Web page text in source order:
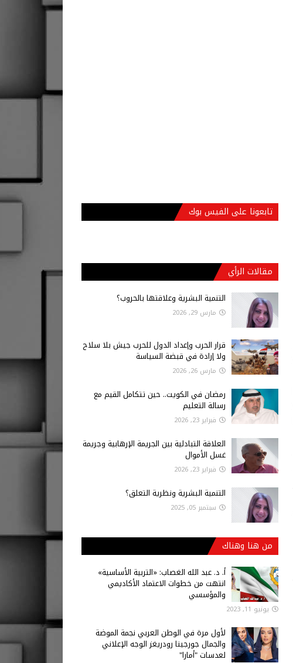
تابعونا على الفيس بوك
مقالات الرأي
التنمية البشرية وعلاقتها بالحروب؟
مارس 29, 2026
قرار الحرب وإعداد الدول للحرب جيش بلا سلاح
ولا إرادة في قبضة السياسة
مارس 26, 2026
رمضان في الكويت.. حين تتكامل القيم مع
رسالة التعليم
فبراير 23, 2026
العلاقة التبادلية بين الجريمة الإرهابية وجريمة
غسل الأموال
فبراير 23, 2026
التنمية البشرية ونظرية التعلق؟
سبتمبر 05, 2025
من هنا وهناك
أ‌. د. عبد الله الغصاب: «التربية الأساسية»
انتهت من خطوات الاعتماد الأكاديمي
والمؤسسي
يونيو 11, 2023
لأول مرة في الوطن العربي نجمة الموضة
والجمال جورجينا رودريغز الوجه الإعلاني
لعدسات "أمارا"